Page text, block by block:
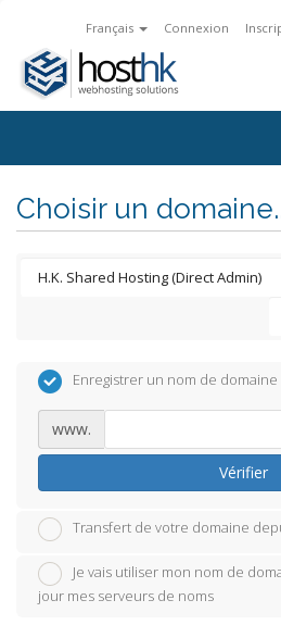
Français Connexion
Choisir un
Enregistrer un nom de domaine
www.
Vérifier
Transfert de votre domaine
Je vais utiliser mon nom de
jour mes serveurs de noms